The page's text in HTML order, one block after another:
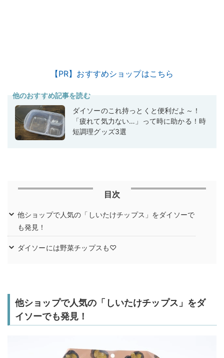
【PR】おすすめショップはこちら
他のおすすめ記事を読む
ダイソーのこれ持っとくと便利だよ～！
「疲れて気力ない…」って時に助かる！時
短調理グッズ3選
目次
他ショップで人気の「しいたけチップス」をダイソーで
も発見！
ダイソーには野菜チップスも♡
他ショップで人気の「しいたけチップス」をダ
イソーでも発見！